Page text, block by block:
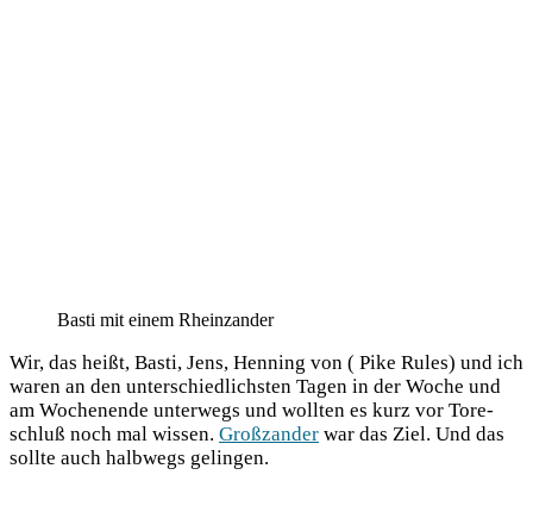
Bas­ti mit einem Rheinzander
Wir, das heißt, Bas­ti, Jens, Hen­ning von ( Pike Rules) und ich
waren an den unter­schied­lichs­ten Tagen in der Woche und
am Wochen­en­de unter­wegs und woll­ten es kurz vor Tore­
schluß noch mal wis­sen. Groß­zan­der war das Ziel. Und das
soll­te auch halb­wegs gelingen.